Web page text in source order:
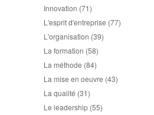
Innovation (71)
L'esprit d'entreprise (77)
L'organisation (39)
La formation (58)
La méthode (84)
La mise en oeuvre (43)
La qualité (31)
Le leadership (55)